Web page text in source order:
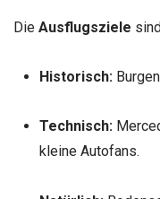
Die Ausflugsziele
Historisch:
Technisch:
kleine Autofans.